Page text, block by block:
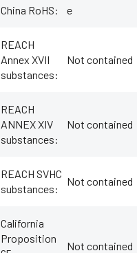
China RoHS: e
REACH
Annex XVII
substances:
Not contained
REACH
ANNEX XIV
substances:
Not contained
REACH SVHC
substances:
Not contained
California
Proposition
Not contained